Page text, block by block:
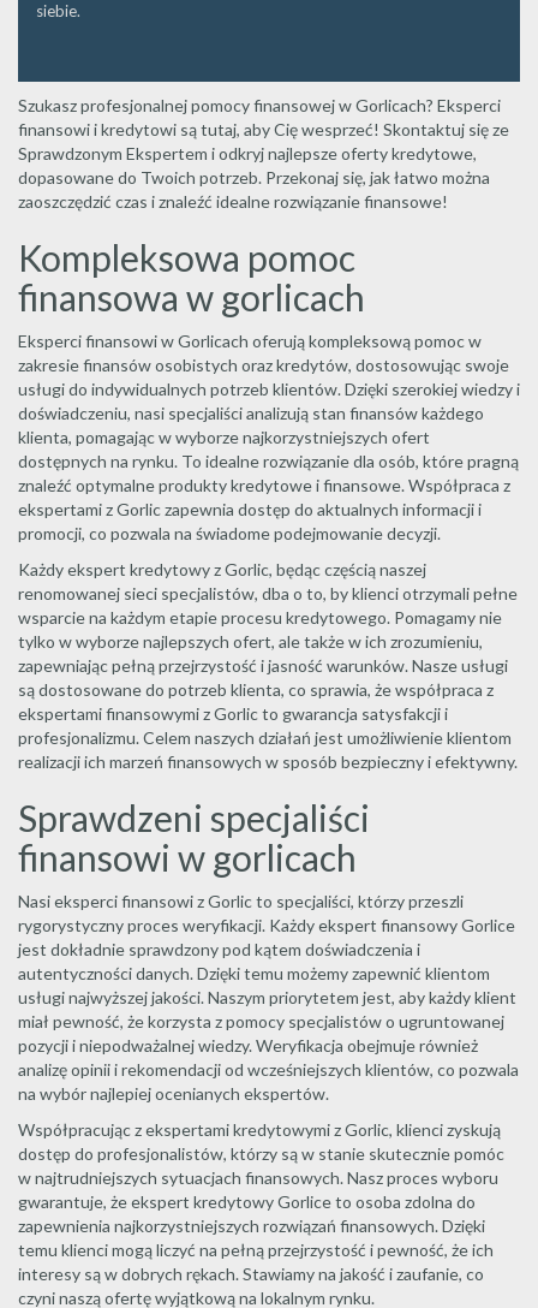
siebie.
Szukasz profesjonalnej pomocy finansowej w Gorlicach? Eksperci
finansowi i kredytowi są tutaj, aby Cię wesprzeć! Skontaktuj się ze
Sprawdzonym Ekspertem i odkryj najlepsze oferty kredytowe,
dopasowane do Twoich potrzeb. Przekonaj się, jak łatwo można
zaoszczędzić czas i znaleźć idealne rozwiązanie finansowe!
Kompleksowa pomoc
finansowa w gorlicach
Eksperci finansowi w Gorlicach oferują kompleksową pomoc w
zakresie finansów osobistych oraz kredytów, dostosowując swoje
usługi do indywidualnych potrzeb klientów. Dzięki szerokiej wiedzy i
doświadczeniu, nasi specjaliści analizują stan finansów każdego
klienta, pomagając w wyborze najkorzystniejszych ofert
dostępnych na rynku. To idealne rozwiązanie dla osób, które pragną
znaleźć optymalne produkty kredytowe i finansowe. Współpraca z
ekspertami z Gorlic zapewnia dostęp do aktualnych informacji i
promocji, co pozwala na świadome podejmowanie decyzji.
Każdy ekspert kredytowy z Gorlic, będąc częścią naszej
renomowanej sieci specjalistów, dba o to, by klienci otrzymali pełne
wsparcie na każdym etapie procesu kredytowego. Pomagamy nie
tylko w wyborze najlepszych ofert, ale także w ich zrozumieniu,
zapewniając pełną przejrzystość i jasność warunków. Nasze usługi
są dostosowane do potrzeb klienta, co sprawia, że współpraca z
ekspertami finansowymi z Gorlic to gwarancja satysfakcji i
profesjonalizmu. Celem naszych działań jest umożliwienie klientom
realizacji ich marzeń finansowych w sposób bezpieczny i efektywny.
Sprawdzeni specjaliści
finansowi w gorlicach
Nasi eksperci finansowi z Gorlic to specjaliści, którzy przeszli
rygorystyczny proces weryfikacji. Każdy ekspert finansowy Gorlice
jest dokładnie sprawdzony pod kątem doświadczenia i
autentyczności danych. Dzięki temu możemy zapewnić klientom
usługi najwyższej jakości. Naszym priorytetem jest, aby każdy klient
miał pewność, że korzysta z pomocy specjalistów o ugruntowanej
pozycji i niepodważalnej wiedzy. Weryfikacja obejmuje również
analizę opinii i rekomendacji od wcześniejszych klientów, co pozwala
na wybór najlepiej ocenianych ekspertów.
Współpracując z ekspertami kredytowymi z Gorlic, klienci zyskują
dostęp do profesjonalistów, którzy są w stanie skutecznie pomóc
w najtrudniejszych sytuacjach finansowych. Nasz proces wyboru
gwarantuje, że ekspert kredytowy Gorlice to osoba zdolna do
zapewnienia najkorzystniejszych rozwiązań finansowych. Dzięki
temu klienci mogą liczyć na pełną przejrzystość i pewność, że ich
interesy są w dobrych rękach. Stawiamy na jakość i zaufanie, co
czyni naszą ofertę wyjątkową na lokalnym rynku.